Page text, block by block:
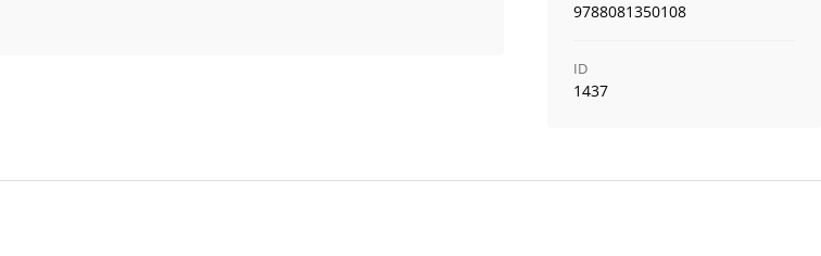
9788081350108
ID
1437